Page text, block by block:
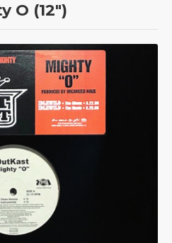
O (12")